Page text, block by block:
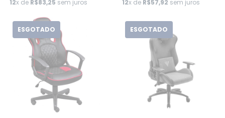
12x de R$83,25 sem juros 12x de R$57,92 sem juros
ESGOTADO ESGOTADO